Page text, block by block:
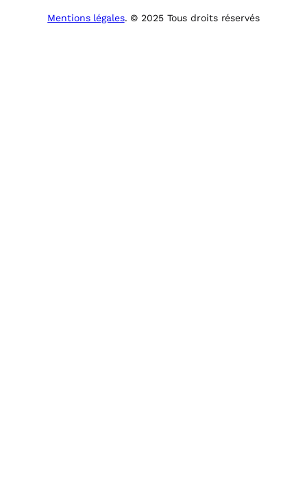
Mentions légales. © 2025 Tous droits réservés